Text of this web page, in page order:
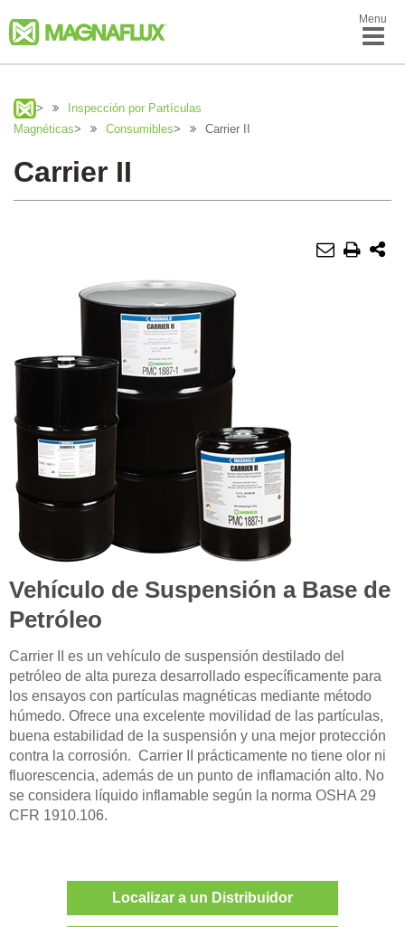
Menu
>
Inspección por Partículas
Magnéticas> Consumibles> Carrier II
Carrier II
Vehículo de Suspensión a Base de
Petróleo
Carrier II es un vehículo de suspensión destilado del
petróleo de alta pureza desarrollado específicamente para
los ensayos con partículas magnéticas mediante método
húmedo. Ofrece una excelente movilidad de las partículas,
buena estabilidad de la suspensión y una mejor protección
contra la corrosión. Carrier II prácticamente no tiene olor ni
fluorescencia, además de un punto de inflamación alto. No
se considera líquido inflamable según la norma OSHA 29
CFR 1910.106.
Localizar a un Distribuidor